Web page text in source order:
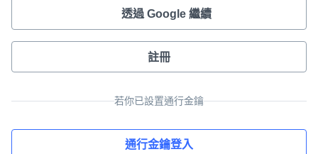
透過 Google 繼續
註冊
若你已設置通行金鑰
通行金鑰登入